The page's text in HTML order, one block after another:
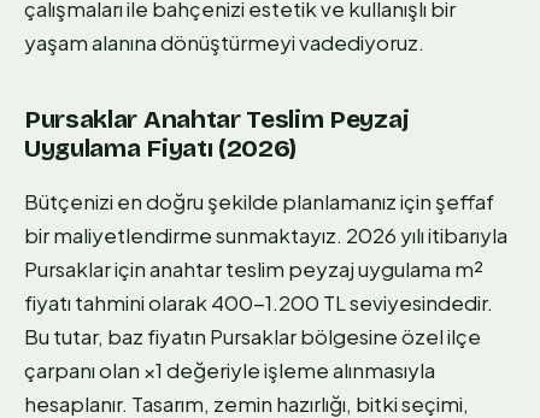
çalışmaları ile bahçenizi estetik ve kullanışlı bir
yaşam alanına dönüştürmeyi vadediyoruz.
Pursaklar Anahtar Teslim Peyzaj
Uygulama Fiyatı (2026)
Bütçenizi en doğru şekilde planlamanız için şeffaf
bir maliyetlendirme sunmaktayız. 2026 yılı itibarıyla
Pursaklar için anahtar teslim peyzaj uygulama m²
fiyatı tahmini olarak 400-1.200 TL seviyesindedir.
Bu tutar, baz fiyatın Pursaklar bölgesine özel ilçe
çarpanı olan ×1 değeriyle işleme alınmasıyla
hesaplanır. Tasarım, zemin hazırlığı, bitki seçimi,